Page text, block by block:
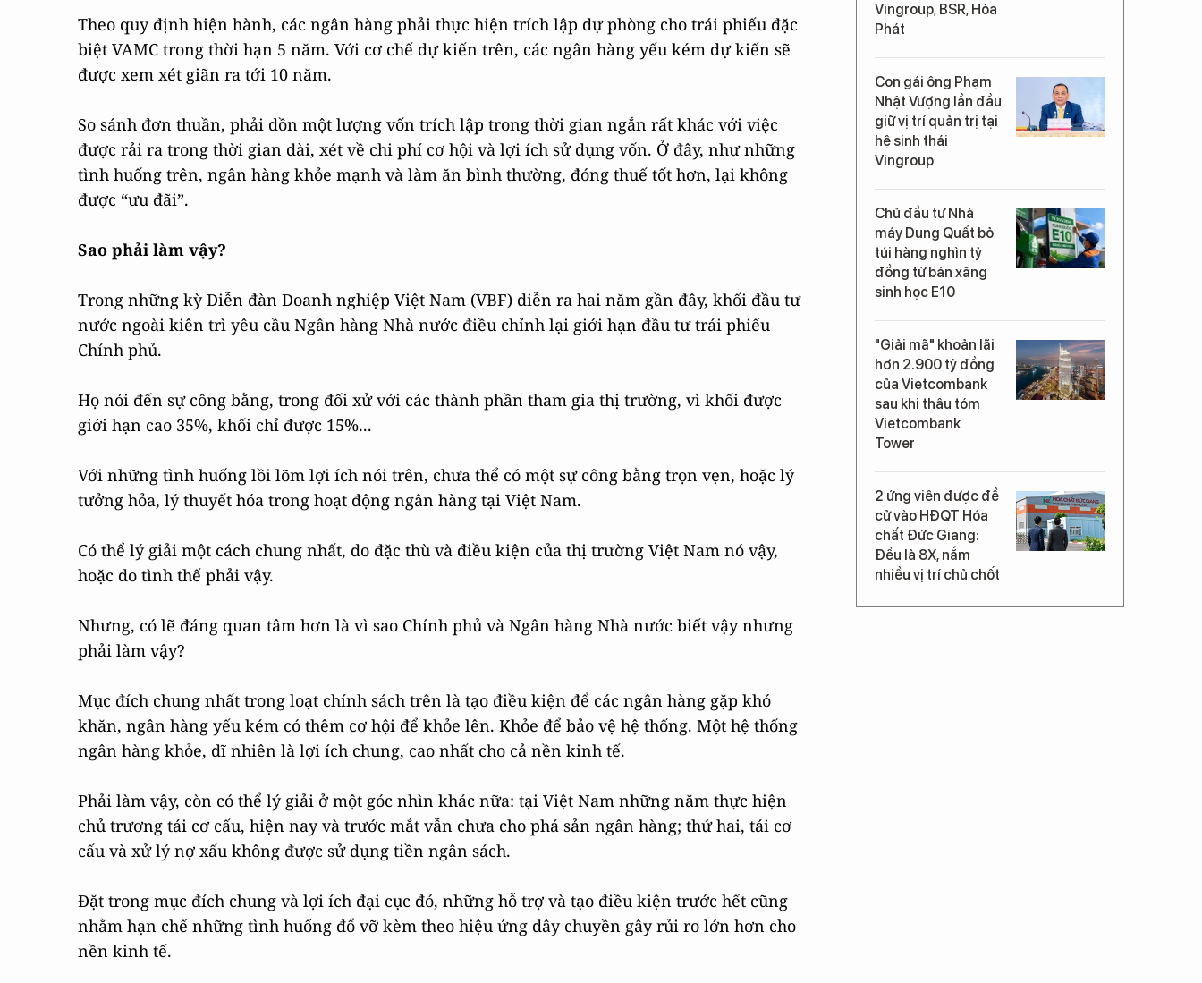
Theo quy định hiện hành, các ngân hàng phải thực hiện trích lập dự phòng cho trái phiếu đặc
biệt VAMC trong thời hạn 5 năm. Với cơ chế dự kiến trên, các ngân hàng yếu kém dự kiến sẽ
được xem xét giãn ra tới 10 năm.
So sánh đơn thuần, phải dồn một lượng vốn trích lập trong thời gian ngắn rất khác với việc
được rải ra trong thời gian dài, xét về chi phí cơ hội và lợi ích sử dụng vốn. Ở đây, như những
tình huống trên, ngân hàng khỏe mạnh và làm ăn bình thường, đóng thuế tốt hơn, lại không
được “ưu đãi”.
Sao phải làm vậy?
Trong những kỳ Diễn đàn Doanh nghiệp Việt Nam (VBF) diễn ra hai năm gần đây, khối đầu tư
nước ngoài kiên trì yêu cầu Ngân hàng Nhà nước điều chỉnh lại giới hạn đầu tư trái phiếu
Chính phủ.
Họ nói đến sự công bằng, trong đối xử với các thành phần tham gia thị trường, vì khối được
giới hạn cao 35%, khối chỉ được 15%...
Với những tình huống lồi lõm lợi ích nói trên, chưa thể có một sự công bằng trọn vẹn, hoặc lý
tưởng hỏa, lý thuyết hóa trong hoạt động ngân hàng tại Việt Nam.
Có thể lý giải một cách chung nhất, do đặc thù và điều kiện của thị trường Việt Nam nó vậy,
hoặc do tình thế phải vậy.
Nhưng, có lẽ đáng quan tâm hơn là vì sao Chính phủ và Ngân hàng Nhà nước biết vậy nhưng
phải làm vậy?
Mục đích chung nhất trong loạt chính sách trên là tạo điều kiện để các ngân hàng gặp khó
khăn, ngân hàng yếu kém có thêm cơ hội để khỏe lên. Khỏe để bảo vệ hệ thống. Một hệ thống
ngân hàng khỏe, dĩ nhiên là lợi ích chung, cao nhất cho cả nền kinh tế.
Phải làm vậy, còn có thể lý giải ở một góc nhìn khác nữa: tại Việt Nam những năm thực hiện
chủ trương tái cơ cấu, hiện nay và trước mắt vẫn chưa cho phá sản ngân hàng; thứ hai, tái cơ
cấu và xử lý nợ xấu không được sử dụng tiền ngân sách.
Đặt trong mục đích chung và lợi ích đại cục đó, những hỗ trợ và tạo điều kiện trước hết cũng
nhằm hạn chế những tình huống đổ vỡ kèm theo hiệu ứng dây chuyền gây rủi ro lớn hơn cho
nền kinh tế.
Vingroup, BSR, Hòa
Phát
Con gái ông Phạm
Nhật Vượng lần đầu
giữ vị trí quản trị tại
hệ sinh thái
Vingroup
Chủ đầu tư Nhà
máy Dung Quất bỏ
túi hàng nghìn tỷ
đồng từ bán xăng
sinh học E10
"Giải mã" khoản lãi
hơn 2.900 tỷ đồng
của Vietcombank
sau khi thâu tóm
Vietcombank
Tower
2 ứng viên được đề
cử vào HĐQT Hóa
chất Đức Giang:
Đều là 8X, nắm
nhiều vị trí chủ chốt